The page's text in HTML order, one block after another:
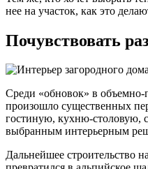
нее на участок, как это
Почувствовать
Среди «обновок» в
произошло существенных
гостиную, кухню-столовую,
выбранным интерьерным
Дальнейшее строительство